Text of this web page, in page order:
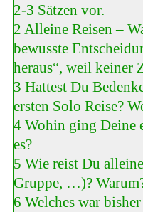
2-3 Sätzen vor.
2 Alleine Reisen –
bewusste
heraus“, weil keiner
3 Hattest Du
ersten Solo Reise?
4 Wohin ging Deine
es?
5 Wie reist Du
Gruppe, …)?
6 Welches war